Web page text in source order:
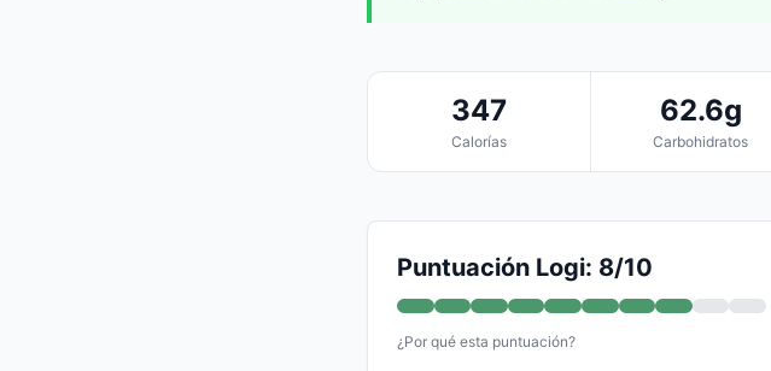
347
Calorías
62.6g
Carbohidratos
Puntuación Logi: 8/10
¿Por qué esta puntuación?